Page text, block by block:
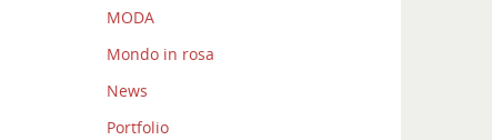
MODA
Mondo in rosa
News
Portfolio